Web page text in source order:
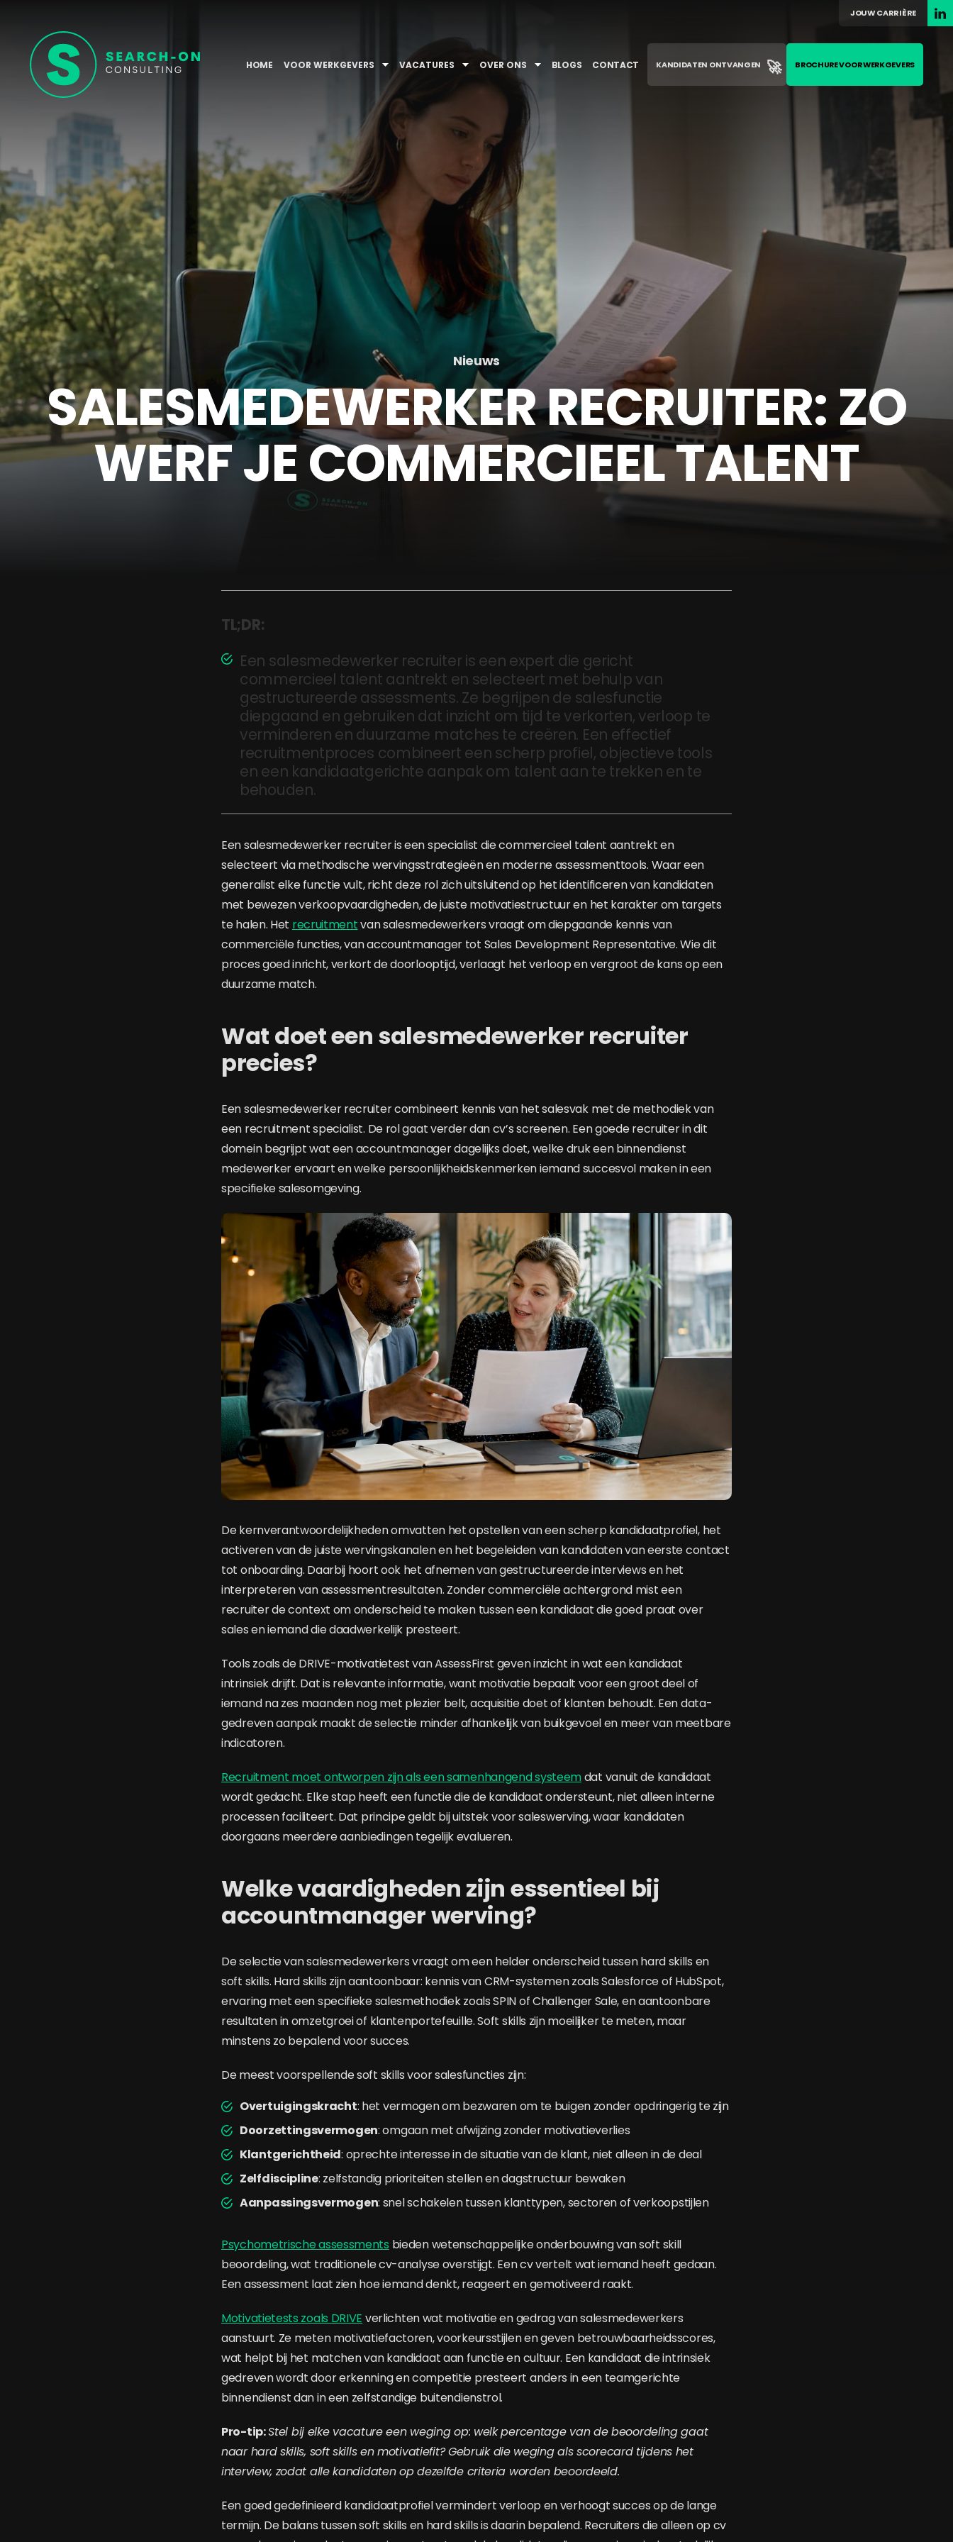
HOME VOOR WERKGEVERS VACATURES OVER ONS BLOGS CONTACT
JOUW CARRIÈRE
KANDIDATEN ONTVANGEN 🚀 BROCHURE VOOR WERKGEVERS
Nieuws
SALESMEDEWERKER RECRUITER: ZO
WERF JE COMMERCIEEL TALENT
TL;DR:
Een salesmedewerker recruiter is een expert die gericht
commercieel talent aantrekt en selecteert met behulp van
gestructureerde assessments. Ze begrijpen de salesfunctie
diepgaand en gebruiken dat inzicht om tijd te verkorten, verloop te
verminderen en duurzame matches te creëren. Een effectief
recruitmentproces combineert een scherp profiel, objectieve tools
en een kandidaatgerichte aanpak om talent aan te trekken en te
behouden.
Een salesmedewerker recruiter is een specialist die commercieel talent aantrekt en
selecteert via methodische wervingsstrategieën en moderne assessmenttools. Waar een
generalist elke functie vult, richt deze rol zich uitsluitend op het identificeren van kandidaten
met bewezen verkoopvaardigheden, de juiste motivatiestructuur en het karakter om targets
te halen. Het recruitmentvan salesmedewerkers vraagt om diepgaande kennis van
commerciële functies, van accountmanager tot Sales Development Representative. Wie dit
proces goed inricht, verkort de doorlooptijd, verlaagt het verloop en vergroot de kans op een
duurzame match.
Wat doet een salesmedewerker recruiter
precies?
Een salesmedewerker recruiter combineert kennis van het salesvak met de methodiek van
een recruitment specialist. De rol gaat verder dan cv’s screenen. Een goede recruiter in dit
domein begrijpt wat een accountmanager dagelijks doet, welke druk een binnendienst
medewerker ervaart en welke persoonlijkheidskenmerken iemand succesvol maken in een
specifieke salesomgeving.
De kernverantwoordelijkheden omvatten het opstellen van een scherp kandidaatprofiel, het
activeren van de juiste wervingskanalen en het begeleiden van kandidaten van eerste contact
tot onboarding. Daarbij hoort ook het afnemen van gestructureerde interviews en het
interpreteren van assessmentresultaten. Zonder commerciële achtergrond mist een
recruiter de context om onderscheid te maken tussen een kandidaat die goed praat over
sales en iemand die daadwerkelijk presteert.
Tools zoals de DRIVE-motivatietest van AssessFirst geven inzicht in wat een kandidaat
intrinsiek drijft. Dat is relevante informatie, want motivatie bepaalt voor een groot deel of
iemand na zes maanden nog met plezier belt, acquisitie doet of klanten behoudt. Een data-
gedreven aanpak maakt de selectie minder afhankelijk van buikgevoel en meer van meetbare
indicatoren.
Recruitment moet ontworpen zijn als een samenhangend systeemdat vanuit de kandidaat
wordt gedacht. Elke stap heeft een functie die de kandidaat ondersteunt, niet alleen interne
processen faciliteert. Dat principe geldt bij uitstek voor saleswerving, waar kandidaten
doorgaans meerdere aanbiedingen tegelijk evalueren.
Welke vaardigheden zijn essentieel bij
accountmanager werving?
De selectie van salesmedewerkers vraagt om een helder onderscheid tussen hard skills en
soft skills. Hard skills zijn aantoonbaar: kennis van CRM-systemen zoals Salesforce of HubSpot,
ervaring met een specifieke salesmethodiek zoals SPIN of Challenger Sale, en aantoonbare
resultaten in omzetgroei of klantenportefeuille. Soft skills zijn moeilijker te meten, maar
minstens zo bepalend voor succes.
De meest voorspellende soft skills voor salesfuncties zijn:
Overtuigingskracht: het vermogen om bezwaren om te buigen zonder opdringerig te zijn
Doorzettingsvermogen: omgaan met afwijzing zonder motivatieverlies
Klantgerichtheid: oprechte interesse in de situatie van de klant, niet alleen in de deal
Zelfdiscipline: zelfstandig prioriteiten stellen en dagstructuur bewaken
Aanpassingsvermogen: snel schakelen tussen klanttypen, sectoren of verkoopstijlen
Psychometrische assessments bieden wetenschappelijke onderbouwing van soft skill
beoordeling, wat traditionele cv-analyse overstijgt. Een cv vertelt wat iemand heeft gedaan.
Een assessment laat zien hoe iemand denkt, reageert en gemotiveerd raakt.
Motivatietests zoals DRIVE verlichten wat motivatie en gedrag van salesmedewerkers
aanstuurt. Ze meten motivatiefactoren, voorkeursstijlen en geven betrouwbaarheidsscores,
wat helpt bij het matchen van kandidaat aan functie en cultuur. Een kandidaat die intrinsiek
gedreven wordt door erkenning en competitie presteert anders in een teamgerichte
binnendienst dan in een zelfstandige buitendienstrol.
Pro-tip:Stel bij elke vacature een weging op: welk percentage van de beoordeling gaat
naar hard skills, soft skills en motivatiefit? Gebruik die weging als scorecard tijdens het
interview, zodat alle kandidaten op dezelfde criteria worden beoordeeld.
Een goed gedefinieerd kandidaatprofiel vermindert verloop en verhoogt succes op de lange
termijn. De balans tussen soft skills en hard skills is daarin bepalend. Recruiters die alleen op cv